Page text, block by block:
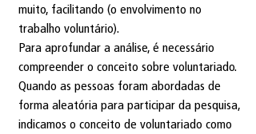
muito, facilitando (o envolvimento no
trabalho voluntário).
Para aprofundar a análise, é necessário
compreender o conceito sobre voluntariado.
Quando as pessoas foram abordadas de
forma aleatória para participar da pesquisa,
indicamos o conceito de voluntariado como